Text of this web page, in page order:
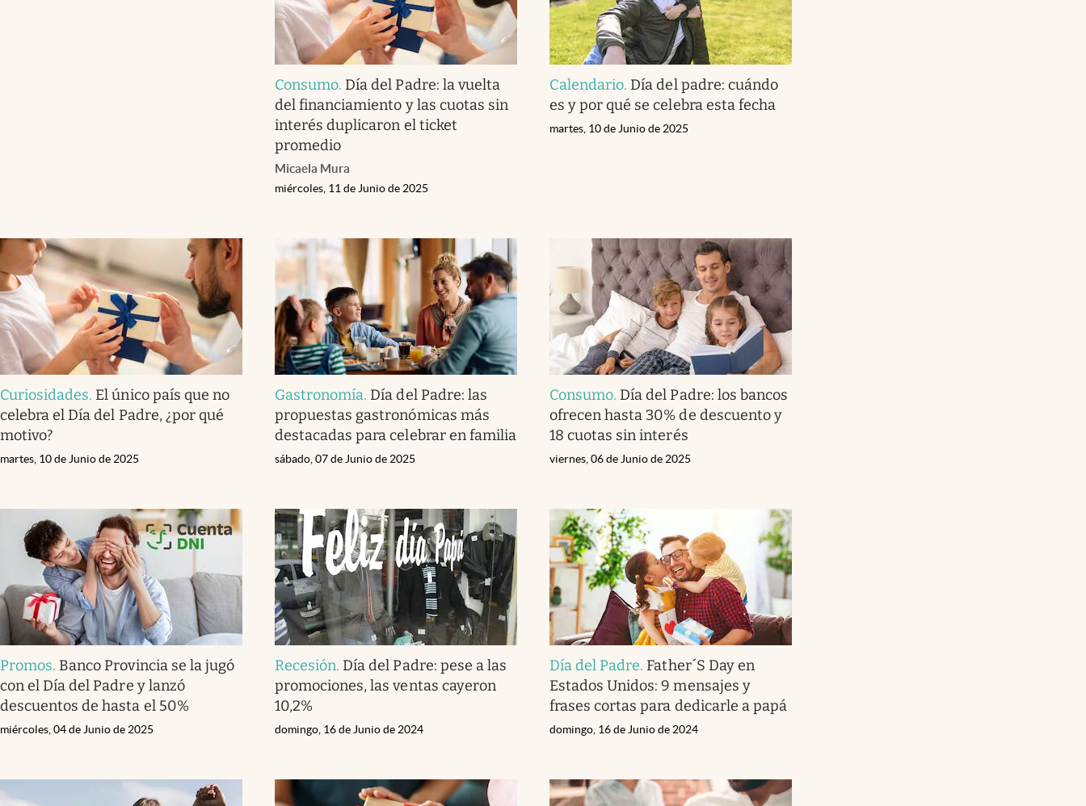
Consumo. Día del Padre: la vuelta
del financiamiento y las cuotas sin
interés duplicaron el ticket
promedio
Micaela Mura
miércoles, 11 de Junio de 2025
Calendario. Día del padre: cuándo
es y por qué se celebra esta fecha
martes, 10 de Junio de 2025
Curiosidades. El único país que no
celebra el Día del Padre, ¿por qué
motivo?
martes, 10 de Junio de 2025
Gastronomía. Día del Padre: las
propuestas gastronómicas más
destacadas para celebrar en familia
sábado, 07 de Junio de 2025
Consumo. Día del Padre: los bancos
ofrecen hasta 30% de descuento y
18 cuotas sin interés
viernes, 06 de Junio de 2025
Promos. Banco Provincia se la jugó
con el Día del Padre y lanzó
descuentos de hasta el 50%
miércoles, 04 de Junio de 2025
Recesión. Día del Padre: pese a las
promociones, las ventas cayeron
10,2%
domingo, 16 de Junio de 2024
Día del Padre. Father´S Day en
Estados Unidos: 9 mensajes y
frases cortas para dedicarle a papá
domingo, 16 de Junio de 2024